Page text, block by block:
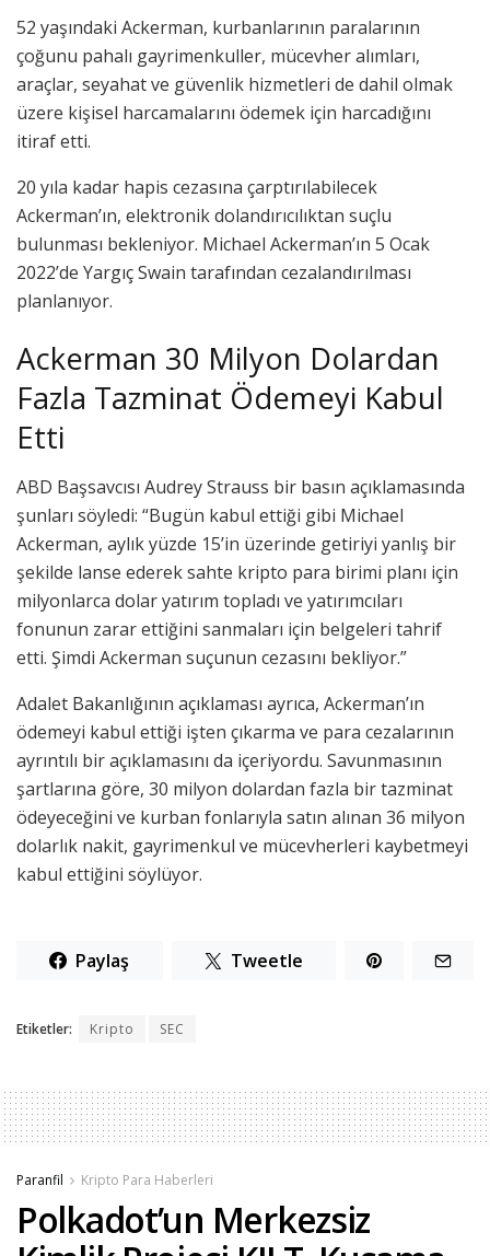
52 yaşındaki Ackerman, kurbanlarının paralarının
çoğunu pahalı gayrimenkuller, mücevher alımları,
araçlar, seyahat ve güvenlik hizmetleri de dahil olmak
üzere kişisel harcamalarını ödemek için harcadığını
itiraf etti.
20 yıla kadar hapis cezasına çarptırılabilecek
Ackerman’ın, elektronik dolandırıcılıktan suçlu
bulunması bekleniyor. Michael Ackerman’ın 5 Ocak
2022’de Yargıç Swain tarafından cezalandırılması
planlanıyor.
Ackerman 30 Milyon Dolardan
Fazla Tazminat Ödemeyi Kabul
Etti
ABD Başsavcısı Audrey Strauss bir basın açıklamasında
şunları söyledi: “Bugün kabul ettiği gibi Michael
Ackerman, aylık yüzde 15’in üzerinde getiriyi yanlış bir
şekilde lanse ederek sahte kripto para birimi planı için
milyonlarca dolar yatırım topladı ve yatırımcıları
fonunun zarar ettiğini sanmaları için belgeleri tahrif
etti. Şimdi Ackerman suçunun cezasını bekliyor.”
Adalet Bakanlığının açıklaması ayrıca, Ackerman’ın
ödemeyi kabul ettiği işten çıkarma ve para cezalarının
ayrıntılı bir açıklamasını da içeriyordu. Savunmasının
şartlarına göre, 30 milyon dolardan fazla bir tazminat
ödeyeceğini ve kurban fonlarıyla satın alınan 36 milyon
dolarlık nakit, gayrimenkul ve mücevherleri kaybetmeyi
kabul ettiğini söylüyor.
Paylaş Tweetle
Etiketler: Kripto SEC
Paranfil Kripto Para Haberleri
Polkadot’un Merkezsiz